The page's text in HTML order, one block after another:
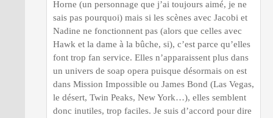
Horne (un personnage que j’ai toujours aimé, je ne
sais pas pourquoi) mais si les scènes avec Jacobi et
Nadine ne fonctionnent pas (alors que celles avec
Hawk et la dame à la bûche, si), c’est parce qu’elles
font trop fan service. Elles n’apparaissent plus dans
un univers de soap opera puisque désormais on est
dans Mission Impossible ou James Bond (Las Vegas,
le désert, Twin Peaks, New York…), elles semblent
donc inutiles, trop faciles. Je suis d’accord pour dire